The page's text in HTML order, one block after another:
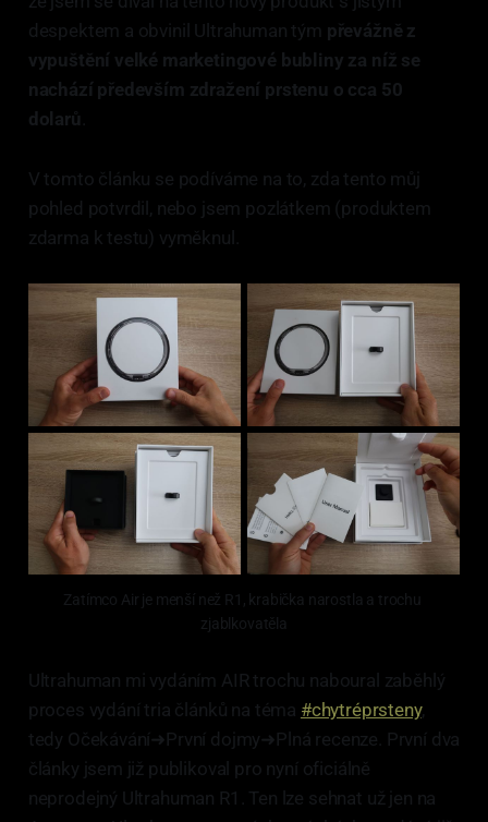
despektem a obvinil Ultrahuman tým převážně z
vypuštění velké marketingové bubliny za níž se
nachází především zdražení prstenu o cca 50
dolarů
V tomto článku se podíváme na to, zda tento můj
pohled potvrdil, nebo jsem pozlátkem (produktem
zdarma k testu) vyměknul.
Zatímco Air je menší než R1, krabička narostla a trochu
zjablkovatěla
Ultrahuman mi vydáním AIR trochu naboural zaběhlý
proces vydání tria článků na téma #chytréprsteny,
tedy Očekávání➜První dojmy➜Plná recenze. První dva
články jsem již publikoval pro nyní oficiálně
neprodejný Ultrahuman R1. Ten lze sehnat už jen na